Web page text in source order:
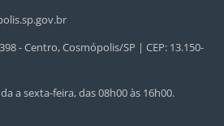
- Centro, Cosmópolis/SP | CEP: 13.150-
a sexta-feira, das 08h00 às 16h00.